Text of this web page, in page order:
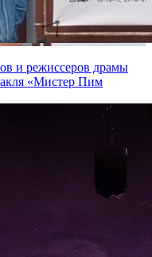
и режиссеров драмы
«Мистер Пим